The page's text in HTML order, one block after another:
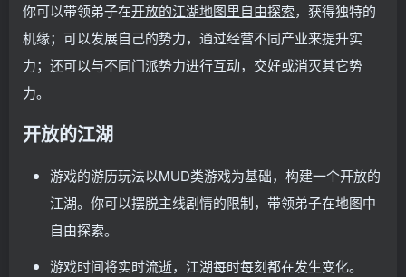
你可以带领弟子在开放的江湖地图里自由探索，获得独特的
机缘；可以发展自己的势力，通过经营不同产业来提升实
力；还可以与不同门派势力进行互动，交好或消灭其它势
力。
开放的江湖
游戏的游历玩法以MUD类游戏为基础，构建一个开放的
江湖。你可以摆脱主线剧情的限制，带领弟子在地图中
自由探索。
游戏时间将实时流逝，江湖每时每刻都在发生变化。